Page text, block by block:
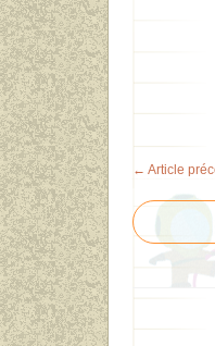
← Article